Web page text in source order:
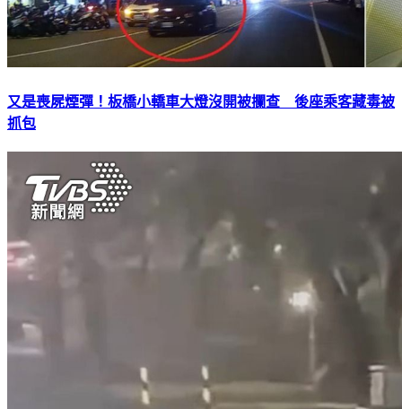
又是喪屍煙彈！板橋小轎車大燈沒開被攔查 後座乘客藏毒被
抓包